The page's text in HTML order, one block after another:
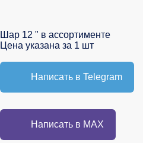
Шар 12 " в ассортименте
Цена указана за 1 шт
Написать в Telegram
Написать в MAX